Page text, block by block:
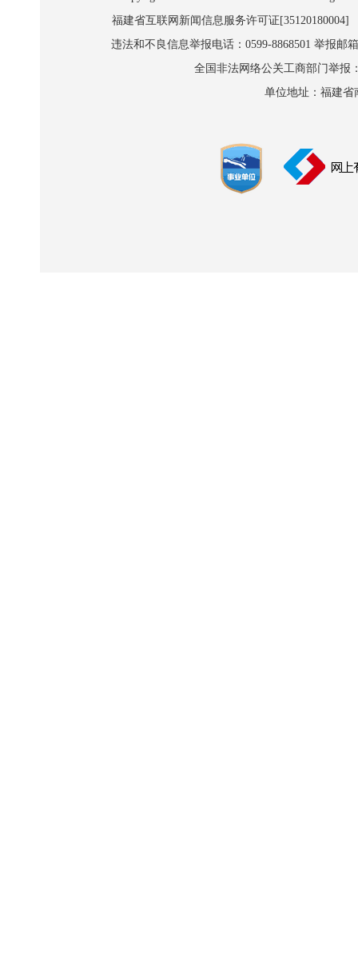
福建省互联网新闻信息服务许可证
违法和不良信息举报电话：0599-8868501 举报邮
全国非法网络公关工商部门举报
单位地址：福建省